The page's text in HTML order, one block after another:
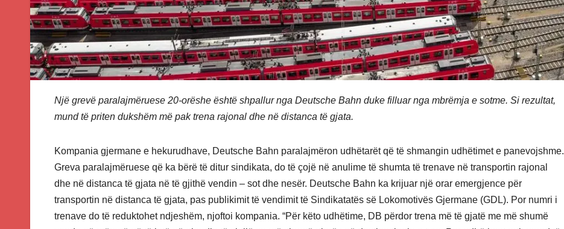
Një grevë paralajmëruese 20-orëshe është shpallur nga Deutsche Bahn duke filluar nga mbrëmja e sotme. Si rezultat,
mund të priten dukshëm më pak trena rajonal dhe në distanca të gjata.
Kompania gjermane e hekurudhave, Deutsche Bahn paralajmëron udhëtarët që të shmangin udhëtimet e panevojshme.
Greva paralajmëruese që ka bërë të ditur sindikata, do të çojë në anulime të shumta të trenave në transportin rajonal
dhe në distanca të gjata në të gjithë vendin – sot dhe nesër. Deutsche Bahn ka krijuar një orar emergjence për
transportin në distanca të gjata, pas publikimit të vendimit të Sindikatatës së Lokomotivës Gjermane (GDL). Por numri i
trenave do të reduktohet ndjeshëm, njoftoi kompania. “Për këto udhëtime, DB përdor trena më të gjatë me më shumë